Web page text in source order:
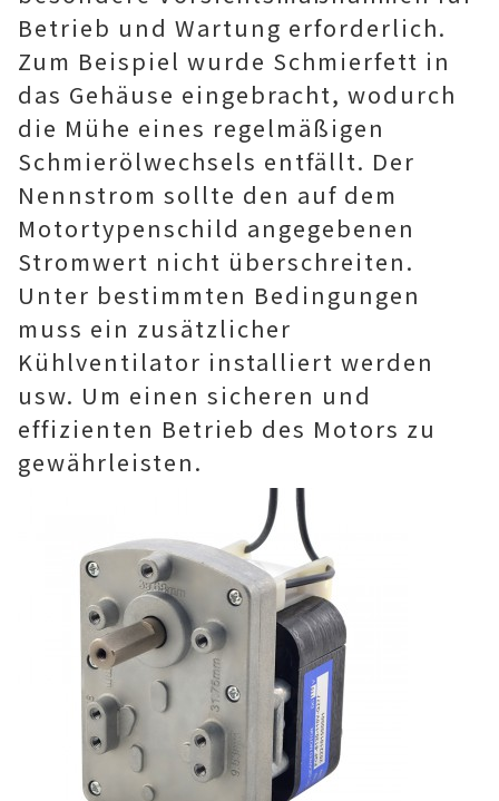
Betrieb und Wartung erforderlich.
‌Zum Beispiel wurde Schmierfett in
das Gehäuse eingebracht, wodurch
die Mühe eines regelmäßigen
Schmierölwechsels entfällt. ‌Der
Nennstrom sollte den auf dem
Motortypenschild angegebenen
Stromwert nicht überschreiten.
Unter bestimmten Bedingungen
muss ein zusätzlicher
Kühlventilator installiert werden
usw. ‌Um einen sicheren und
effizienten Betrieb des Motors zu
gewährleisten.